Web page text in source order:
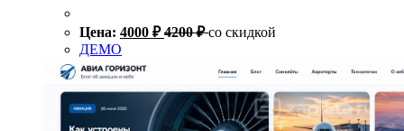
Цена: 4000 ₽ 4200₽ со скидкой
ДЕМО